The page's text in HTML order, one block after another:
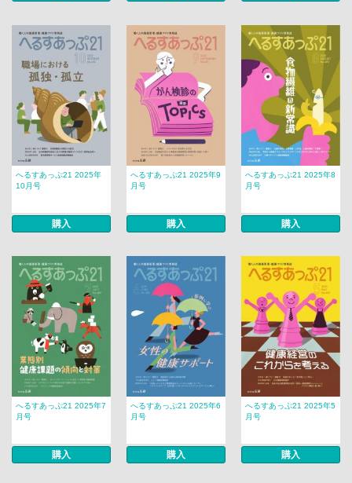
へるすあっぷ21 2025年
10月号
購入
へるすあっぷ21 2025年9
月号
購入
へるすあっぷ21 2025年8
月号
購入
へるすあっぷ21 2025年7
月号
購入
へるすあっぷ21 2025年6
月号
購入
へるすあっぷ21 2025年5
月号
購入